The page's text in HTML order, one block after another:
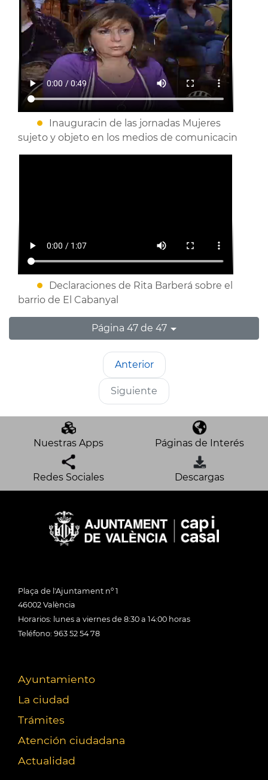
Inauguracin de las jornadas Mujeres
sujeto y objeto en los medios de comunicacin
Declaraciones de Rita Barberá sobre el
barrio de El Cabanyal
Página 47 de 47
Anterior
Siguiente
Nuestras Apps Páginas de Interés
Redes Sociales Descargas
Plaça de l'Ajuntament nº 1
46002 València
Horarios: lunes a viernes de 8:30 a 14:00 horas
Teléfono: 963 52 54 78
Ayuntamiento
La ciudad
Trámites
Atención ciudadana
Actualidad